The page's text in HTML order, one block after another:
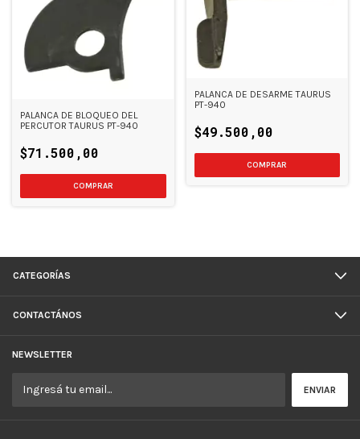
PALANCA DE BLOQUEO DEL
PERCUTOR TAURUS PT-940
$71.500,00
PALANCA DE DESARME TAURUS
PT-940
$49.500,00
COMPRAR
CATEGORÍAS
CONTACTÁNOS
NEWSLETTER